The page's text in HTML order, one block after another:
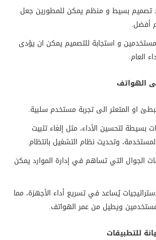
تصميم بسيط و منظم يمكن للمطورين جعل
أفضل.
و استجابة للتصميم يمكن ان يؤدى
العام.
او المتعثر الى تجربة مستخدم سلبية.
بسيطة لتحسين الأداء، مثل إلغاء تثبيت
وتحديث نظام التشغيل بانتظام.
الجوال التي تساهم في إدارة الموارد يمكن
يُساعد في تسريع أداء الأجهزة، مما
ويطيل من عمر الهواتف.